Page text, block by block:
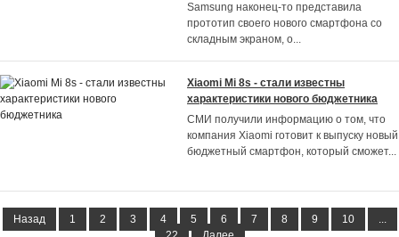
Samsung наконец-то представила
прототип своего нового смартфона со
складным экраном, о...
Xiaomi Mi 8s - стали известны
характеристики нового бюджетника
СМИ получили информацию о том, что
компания Xiaomi готовит к выпуску новый
бюджетный смартфон, который сможет...
Назад 1 2 3 4 5 6 7 8 9 10
...